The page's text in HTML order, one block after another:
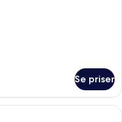
Se priser
hotellrum med en stor säng, en